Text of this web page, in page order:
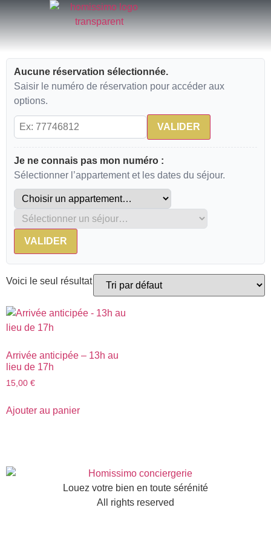
Aucune réservation sélectionnée.
Saisir le numéro de réservation pour accéder aux
options.
VALIDER
Je ne connais pas mon numéro :
Sélectionner l’appartement et les dates du séjour.
VALIDER
Voici le seul résultat
Arrivée anticipée – 13h au
lieu de 17h
15,00 €
Ajouter au panier
Louez votre bien en toute sérénité
All rights reserved